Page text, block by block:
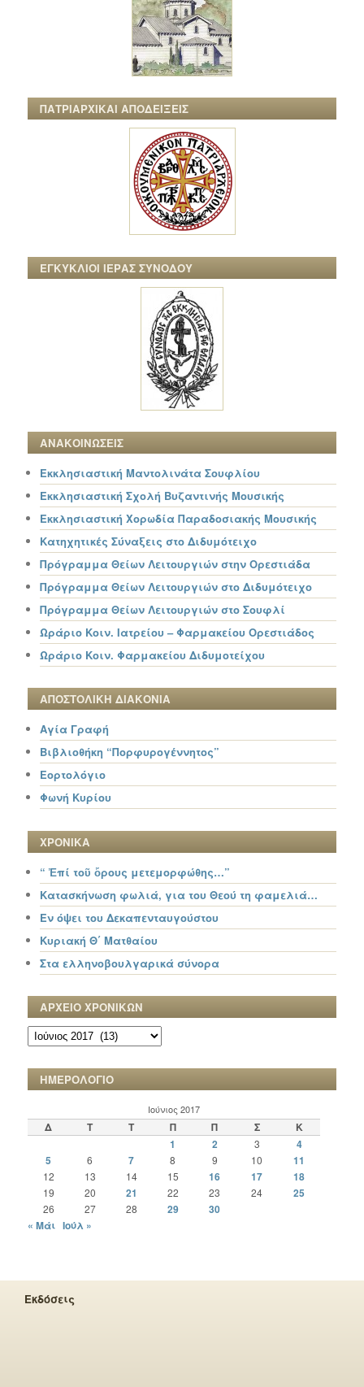
ΠΑΤΡΙΑΡΧΙΚΑΙ ΑΠΟΔΕΙΞΕΙΣ
ΕΓΚΥΚΛΙΟΙ ΙΕΡΑΣ ΣΥΝΟΔΟΥ
ΑΝΑΚΟΙΝΩΣΕΙΣ
Εκκλησιαστική Μαντολινάτα Σουφλίου
Εκκλησιαστική Σχολή Βυζαντινής Μουσικής
Εκκλησιαστική Χορωδία Παραδοσιακής Μουσικής
Κατηχητικές Σύναξεις στο Διδυμότειχο
Πρόγραμμα Θείων Λειτουργιών στην Ορεστιάδα
Πρόγραμμα Θείων Λειτουργιών στο Διδυμότειχο
Πρόγραμμα Θείων Λειτουργιών στο Σουφλί
Ωράριο Κοιν. Ιατρείου – Φαρμακείου Ορεστιάδος
Ωράριο Κοιν. Φαρμακείου Διδυμοτείχου
ΑΠΟΣΤΟΛΙΚΗ ΔΙΑΚΟΝΙΑ
Αγία Γραφή
Βιβλιοθήκη “Πορφυρογέννητος”
Εορτολόγιο
Φωνή Κυρίου
ΧΡΟΝΙΚΑ
“ Ἐπί τοῦ ὄρους μετεμορφώθης…”
Κατασκήνωση φωλιά, για του Θεού τη φαμελιά…
Εν όψει του Δεκαπενταυγούστου
Κυριακή Θ΄ Ματθαίου
Στα ελληνοβουλγαρικά σύνορα
ΑΡΧΕΙΟ ΧΡΟΝΙΚΩΝ
ΑΡΧΕΙΟ
ΧΡΟΝΙΚΩΝ
ΗΜΕΡΟΛΟΓΙΟ
Ιούνιος 2017
Δ Τ Τ Π Π Σ
Κ
1
2 3
4
5
6 7 8 9 10 11
12 13 14 15 16 17 18
19 20 21 22 23 24 25
26 27 28 29
30
« Μάι Ιούλ »
Εκδόσεις